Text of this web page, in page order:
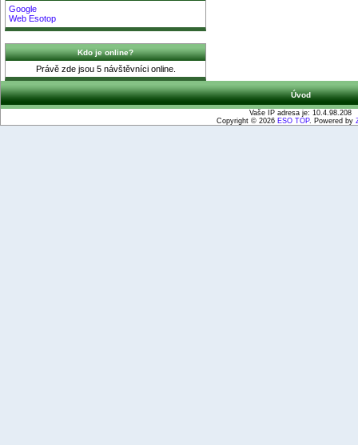
Google
Web Esotop
Kdo je online?
Právě zde jsou 5 návštěvníci online.
Úvod
Vaše IP adresa je: 10.4.98.208
Copyright © 2026 ESO TOP. Powered by